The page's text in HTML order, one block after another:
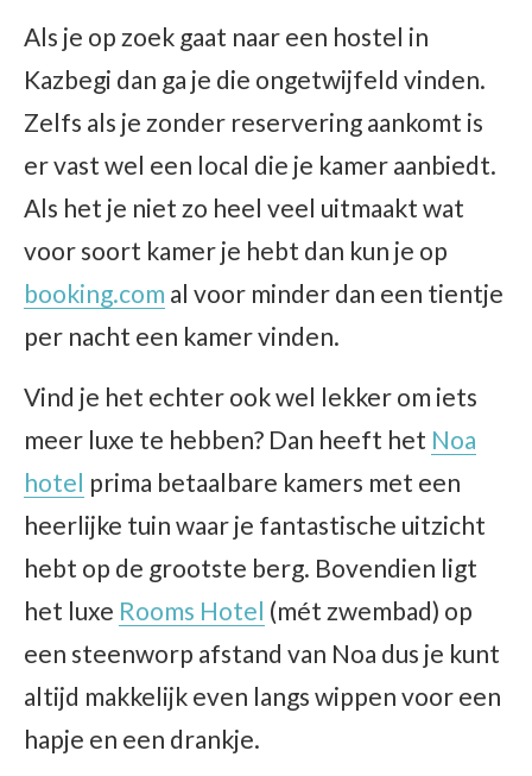
Als je op zoek gaat naar een hostel in
Kazbegi dan ga je die ongetwijfeld vinden.
Zelfs als je zonder reservering aankomt is
er vast wel een local die je kamer aanbiedt.
Als het je niet zo heel veel uitmaakt wat
voor soort kamer je hebt dan kun je op
booking.com al voor minder dan een tientje
per nacht een kamer vinden.
Vind je het echter ook wel lekker om iets
meer luxe te hebben? Dan heeft het Noa
hotel prima betaalbare kamers met een
heerlijke tuin waar je fantastische uitzicht
hebt op de grootste berg. Bovendien ligt
het luxe Rooms Hotel (mét zwembad) op
een steenworp afstand van Noa dus je kunt
altijd makkelijk even langs wippen voor een
hapje en een drankje.